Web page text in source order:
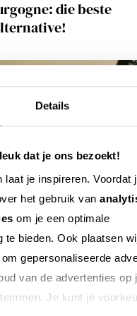
Details
dat je ons bezoekt!
laat je inspireren. Voordat
het gebruik van
om je een optimale
te bieden. Ook plaatsen
gepersonaliseerde
van de advertenties op
Je kunt je
die beste